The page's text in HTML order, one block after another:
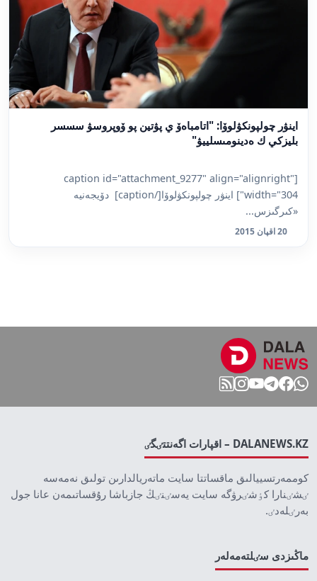
اينۋر چولپونكۋلوۆا: "اتامباەۆ ي پۋتين پو ۆوپروسۋ سسسر
بليزكي ك ەدينومىسلييۋ"
[caption id="attachment_9277" align="alignright"
width="304"] اينۋر چولپونكۋلوۆا[/caption] دۆيجەنيە
«كىرگىزس...
20 اقپان 2015
DALANEWS.KZ – اقپارات اگەنتتٸگٸ
كوممەرتسييالىق ماقساتتا سايت ماتەريالدارىن تولىق نەمەسە
ٸشٸنارا كٶشٸرۋگە سايت يەسٸنٸڭ جازباشا رۇقساتىمەن عانا جول
بەرٸلەدٸ.
ماڭىزدى سٸلتەمەلەر